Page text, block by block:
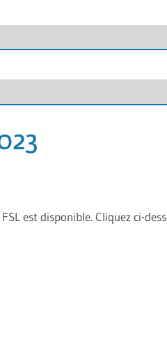
est disponible. Cliquez ci-